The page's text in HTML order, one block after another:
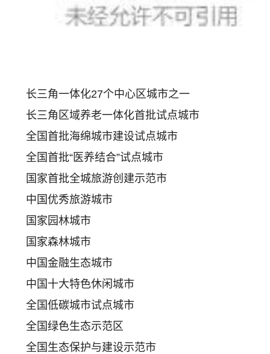
长三角一体化27个中心区城市之一
长三角区域养老一体化首批试点城市
全国首批海绵城市建设试点城市
全国首批“医养结合”试点城市
国家首批全城旅游创建示范市
中国优秀旅游城市
国家园林城市
国家森林城市
中国金融生态城市
中国十大特色休闲城市
全国低碳城市试点城市
全国绿色生态示范区
全国生态保护与建设示范市